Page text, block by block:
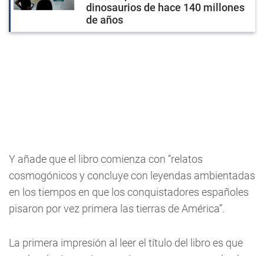
dinosaurios de hace 140 millones
de años
Y añade que el libro comienza con “relatos
cosmogónicos y concluye con leyendas ambientadas
en los tiempos en que los conquistadores españoles
pisaron por vez primera las tierras de América”.
La primera impresión al leer el título del libro es que